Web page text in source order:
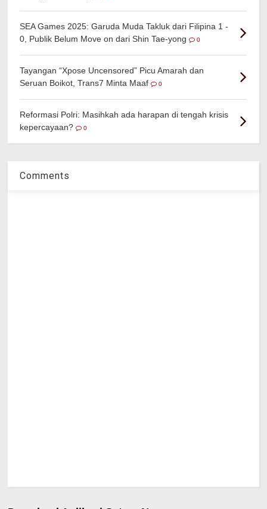
SEA Games 2025: Garuda Muda Takluk dari Filipina 1 -
0, Publik Belum Move on dari Shin Tae-yong
0
Tayangan “Xpose Uncensored” Picu Amarah dan
Seruan Boikot, Trans7 Minta Maaf
0
Reformasi Polri: Masihkah ada harapan di tengah krisis
kepercayaan?
0
Comments